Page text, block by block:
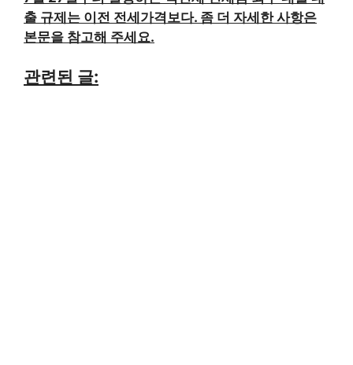
출 규제는 이전 전세가격보다. 좀 더 자세한 사항은
본문을 참고해 주세요.
관련된 글: